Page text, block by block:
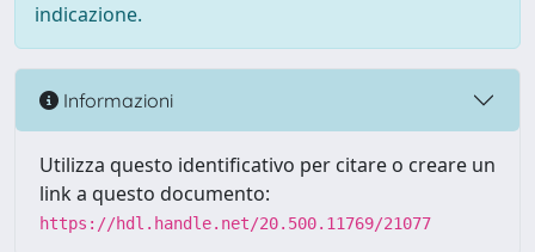
indicazione.
Informazioni
Utilizza questo identificativo per citare o creare un
link a questo documento:
https://hdl.handle.net/20.500.11769/21077